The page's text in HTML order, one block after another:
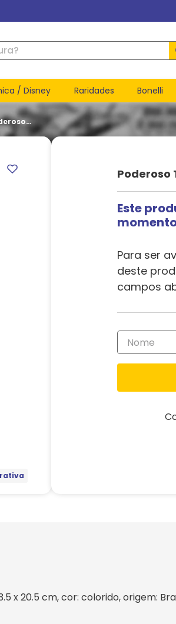
/ Disney Raridades Bonelli
# 01
Poderoso
Este
Para ser
deste
campos
x 20.5 cm, cor: colorido, origem: